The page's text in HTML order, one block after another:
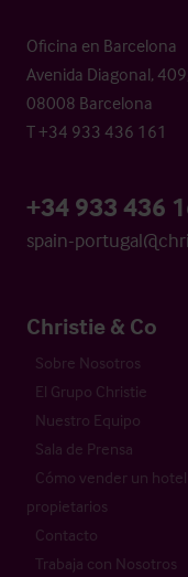
Oficina en Barcelona
Avenida Diagonal,
08008 Barcelona
T +34 933 436 161
+34 933 436
spain-
Christie & Co
Sobre Nosotros
El Grupo Christie
Nuestro Equipo
Sala de Prensa
Cómo vender un
propietarios
Contacto
Trabaja con Nosotros